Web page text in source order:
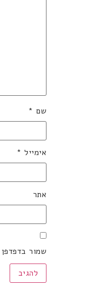
שם *
אימייל *
אתר
שמור